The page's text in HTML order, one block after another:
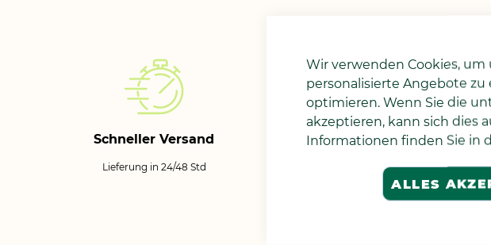
Wir verwenden Cookies,
personalisierte Angebote
optimieren. Wenn Sie die
akzeptieren, kann sich dies
Informationen finden Sie in
ALLES
Schneller Versand
Lieferung in 24/48 Std
Schweizer Lager
Lieferung ab unserem Lager